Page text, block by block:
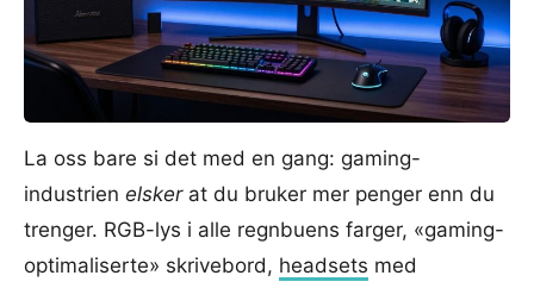
La oss bare si det med en gang: gaming-
industrien elskerat du bruker mer penger enn du
trenger. RGB-lys i alle regnbuens farger, «gaming-
optimaliserte» skrivebord, headsets med